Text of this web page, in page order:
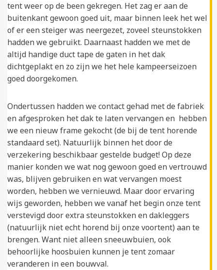
tent weer op de been gekregen. Het zag er aan de
buitenkant gewoon goed uit, maar binnen leek het wel
of er een steiger was neergezet, zoveel steunstokken
hadden we gebruikt. Daarnaast hadden we met de
altijd handige duct tape de gaten in het dak
dichtgeplakt en zo zijn we het hele kampeerseizoen
goed doorgekomen.
Ondertussen hadden we contact gehad met de fabriek
en afgesproken het dak te laten vervangen en hebben
we een nieuw frame gekocht (de bij de tent horende
standaard set). Natuurlijk binnen het door de
verzekering beschikbaar gestelde budget! Op deze
manier konden we wat nog gewoon goed en vertrouwd
was, blijven gebruiken en wat vervangen moest
worden, hebben we vernieuwd. Maar door ervaring
wijs geworden, hebben we vanaf het begin onze tent
verstevigd door extra steunstokken en dakleggers
(natuurlijk niet echt horend bij onze voortent) aan te
brengen. Want niet alleen sneeuwbuien, ook
behoorlijke hoosbuien kunnen je tent zomaar
veranderen in een bouwval.